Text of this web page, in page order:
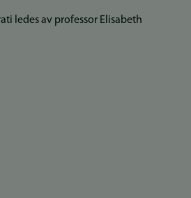
ledes av professor Elisabeth